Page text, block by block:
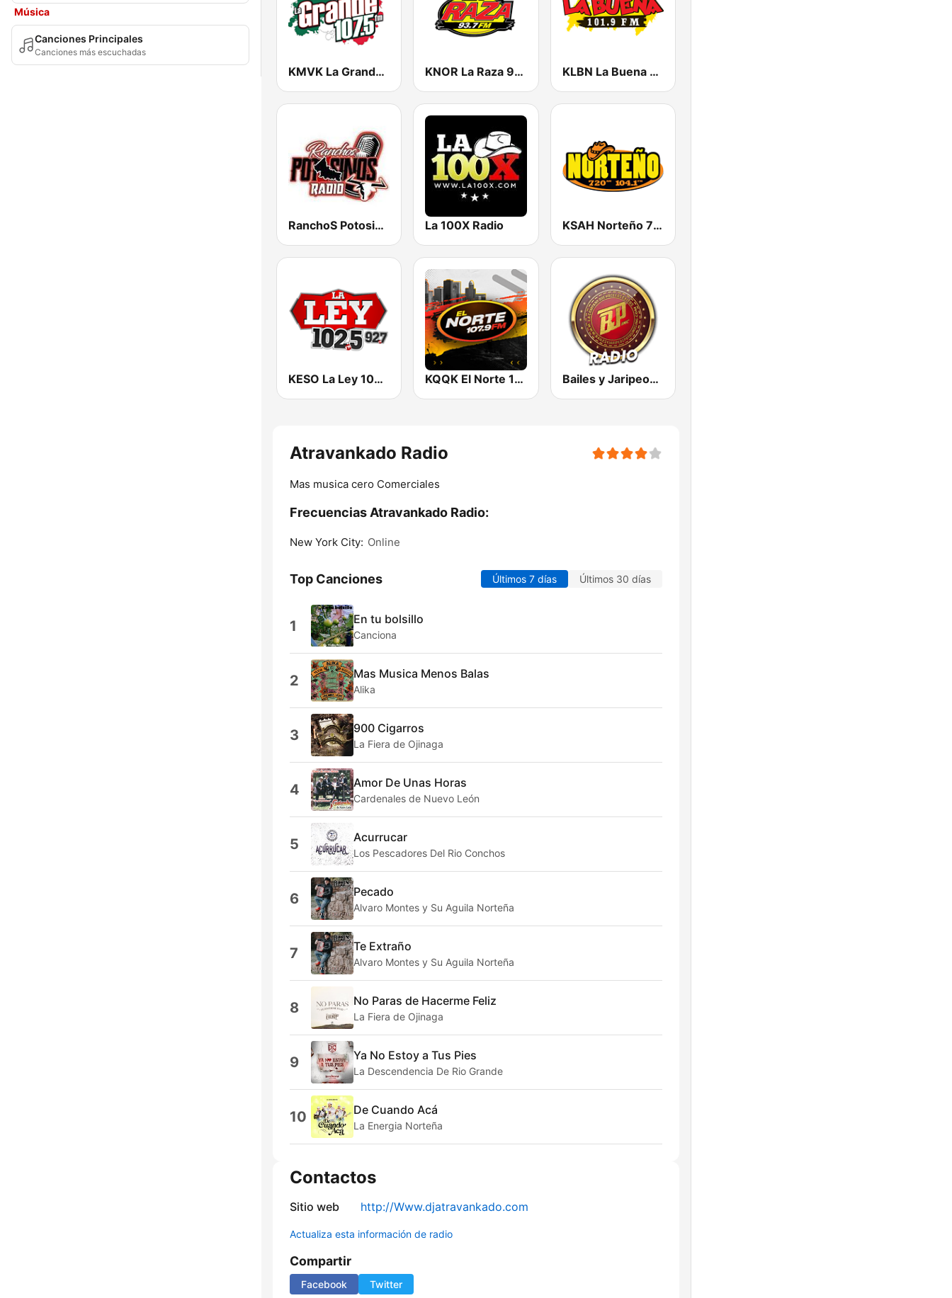
Música
Canciones Principales
Canciones más escuchadas
KMVK La Grande 107.5 FM KNOR La Raza 93.7 (US Only) KLBN La Buena 101.9 FM
RanchoS PotosinoS Radio La 100X Radio KSAH Norteño 720 y 104.1
KESO La Ley 102.5 and 92.7 FM KQQK El Norte 107.9 / 101.7 FM Bailes y Jaripeos Potosinos
Atravankado Radio
Mas musica cero Comerciales
Frecuencias Atravankado Radio:
New York City: Online
Top Canciones Últimos 7 días Últimos 30 días
1 En tu bolsillo
Canciona
2 Mas Musica Menos Balas
Alika
3 900 Cigarros
La Fiera de Ojinaga
4 Amor De Unas Horas
Cardenales de Nuevo León
5 Acurrucar
Los Pescadores Del Rio Conchos
6 Pecado
Alvaro Montes y Su Aguila Norteña
7 Te Extraño
Alvaro Montes y Su Aguila Norteña
8 No Paras de Hacerme Feliz
La Fiera de Ojinaga
9 Ya No Estoy a Tus Pies
La Descendencia De Rio Grande
10 De Cuando Acá
La Energia Norteña
Contactos
Sitio web http://Www.djatravankado.com
Actualiza esta información de radio
Compartir
Facebook Twitter